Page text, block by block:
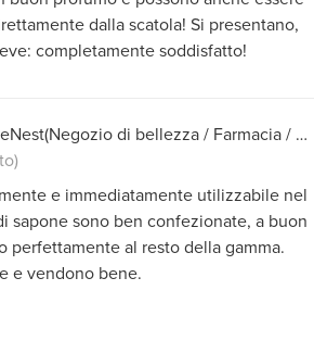
dalla scatola! Si presentano,
completamente soddisfatto!
(Negozio di bellezza / Farmacia / Farmacia)
e immediatamente utilizzabile nel
sapone sono ben confezionate, a buon
perfettamente al resto della gamma.
e vendono bene.